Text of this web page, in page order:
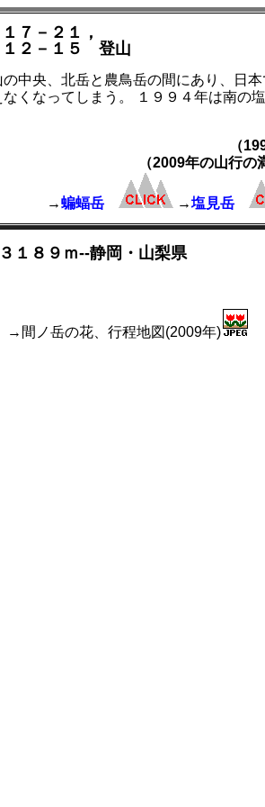
７－２１，
１２－１５ 登山
中央、北岳と農鳥岳の間にあり、日
なくなってしまう。 １９９４年は南
（
（2009年の山行
→蝙蝠岳 →塩見岳
１８９ｍ--静岡・山梨県
間ノ岳の花、行程地図(2009年)